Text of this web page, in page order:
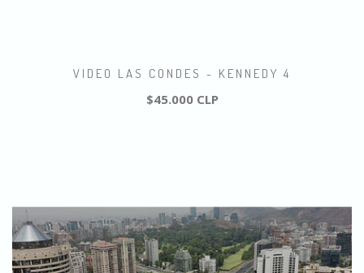
VIDEO LAS CONDES - KENNEDY 4
$45.000 CLP